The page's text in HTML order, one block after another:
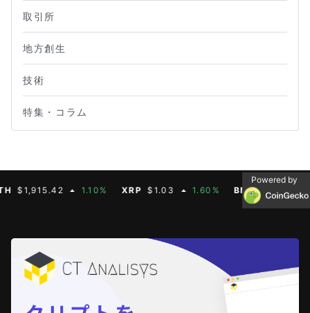
取引所
地方創生
技術
特集・コラム
1.10% XRP $1.03 1.60% BNB $592.88
Powered by